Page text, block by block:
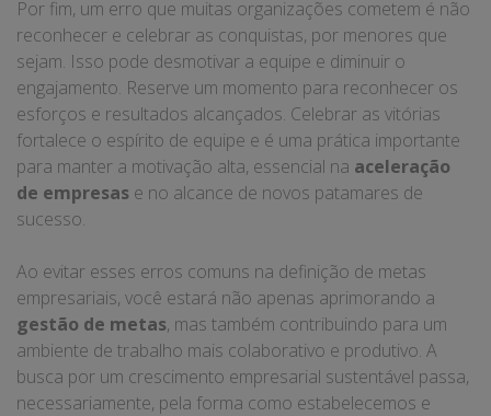
Por fim, um erro que muitas organizações cometem é não
reconhecer e celebrar as conquistas, por menores que
sejam. Isso pode desmotivar a equipe e diminuir o
engajamento. Reserve um momento para reconhecer os
esforços e resultados alcançados. Celebrar as vitórias
fortalece o espírito de equipe e é uma prática importante
para manter a motivação alta, essencial na aceleração
de empresas e no alcance de novos patamares de
sucesso.
Ao evitar esses erros comuns na definição de metas
empresariais, você estará não apenas aprimorando a
gestão de metas, mas também contribuindo para um
ambiente de trabalho mais colaborativo e produtivo. A
busca por um crescimento empresarial sustentável passa,
necessariamente, pela forma como estabelecemos e